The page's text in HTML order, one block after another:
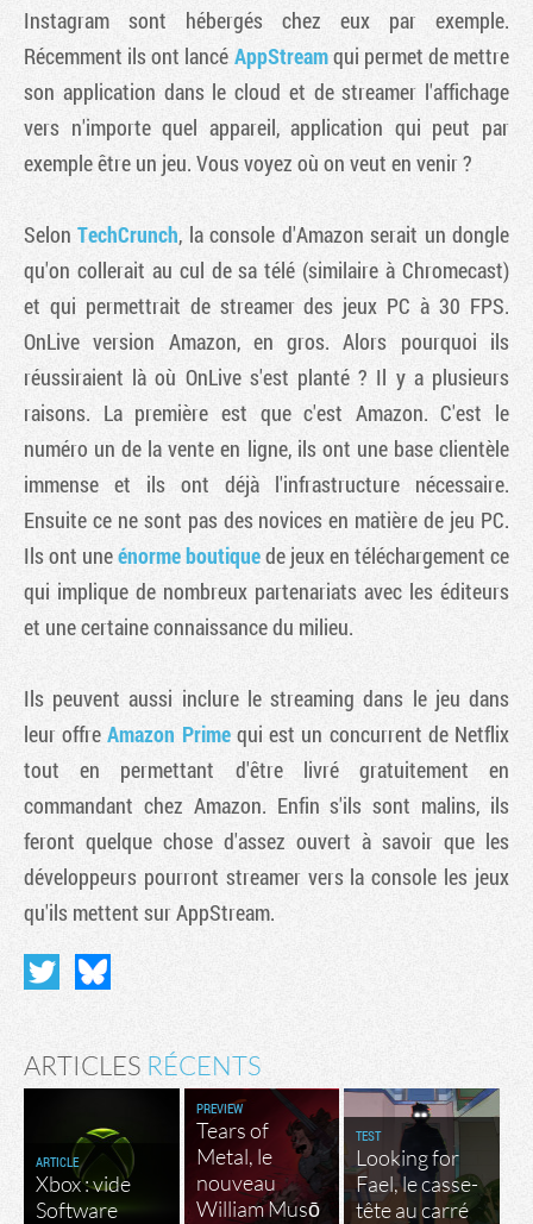
Instagram sont hébergés chez eux par exemple.
Récemment ils ont lancé AppStreamqui permet de mettre
son application dans le cloud et de streamer l'affichage
vers n'importe quel appareil, application qui peut par
exemple être un jeu. Vous voyez où on veut en venir ?
SelonTechCrunch, la console d'Amazon serait un dongle
qu'on collerait au cul de sa télé (similaire à Chromecast)
et qui permettrait de streamer des jeux PC à 30 FPS.
OnLive version Amazon, en gros. Alors pourquoi ils
réussiraient là où OnLive s'est planté ? Il y a plusieurs
raisons. La première est que c'est Amazon. C'est le
numéro un de la vente en ligne, ils ont une base clientèle
immense et ils ont déjà l'infrastructure nécessaire.
Ensuite ce ne sont pas des novices en matière de jeu PC.
Ils ont uneénorme boutiquede jeux en téléchargement ce
qui implique de nombreux partenariats avec les éditeurs
et une certaine connaissance du milieu.
Ils peuvent aussi inclure le streaming dans le jeu dans
leur offreAmazon Primequi est un concurrent de Netflix
tout en permettant d'être livré gratuitement en
commandant chez Amazon. Enfin s'ils sont malins, ils
feront quelque chose d'assez ouvert à savoir que les
développeurs pourront streamer vers la console les jeux
qu'ils mettent sur AppStream.
ARTICLES RÉCENTS
ARTICLE
Xbox : vide
Software
PREVIEW
Tears of
Metal, le
nouveau
William Musō
TEST
Looking for
Fael, le casse-
tête au carré